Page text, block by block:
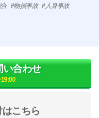
物損事故 人身事故
こちら
い合わせ